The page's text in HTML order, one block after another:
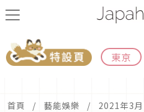
東京
首頁 藝能娛樂 2021年3